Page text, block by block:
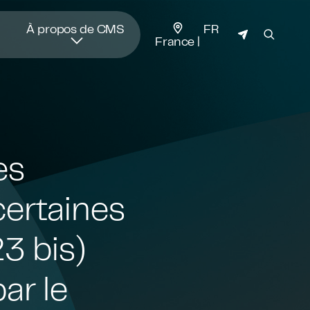
À propos de CMS
JURIDICTION
France
FR
bis)
le